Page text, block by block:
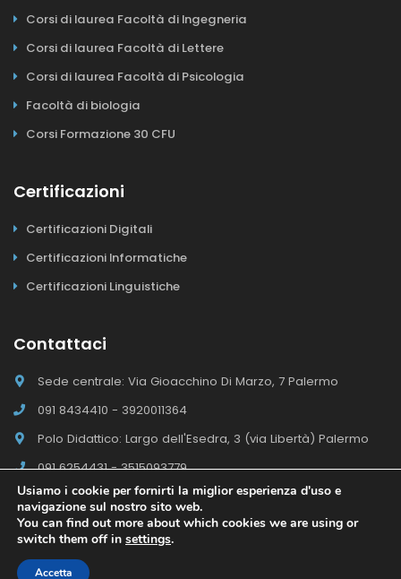
Corsi di laurea Facoltà di Ingegneria
Corsi di laurea Facoltà di Lettere
Corsi di laurea Facoltà di Psicologia
Facoltà di biologia
Corsi Formazione 30 CFU
Certificazioni
Certificazioni Digitali
Certificazioni Informatiche
Certificazioni Linguistiche
Contattaci
Sede centrale: Via Gioacchino Di Marzo, 7 Palermo
091 8434410 - 3920011364
Polo Didattico: Largo dell'Esedra, 3 (via Libertà) Palermo
091 6254431 - 3515093779
Il Polo E-campus Academy © 2026 - Tutti i diritti riservati
realizzato da Kurumba. © Kurumba Vincere sul Web
Usiamo i cookie per fornirti la miglior esperienza d'uso e
navigazione sul nostro sito web.
You can find out more about which cookies we are using or
switch them off in settings.
Accetta